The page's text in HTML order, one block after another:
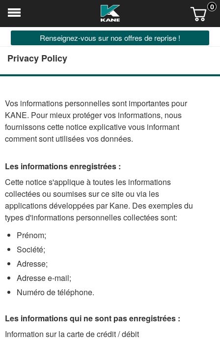
Renseignez-vous sur nos offres de reprise !
0
Privacy Policy
Vos informations personnelles sont importantes pour
KANE. Pour mieux protéger vos informations, nous
fournissons cette notice explicative vous informant
comment sont utilisées vos données.
Les informations enregistrées :
Cette notice s'applique à toutes les informations
collectées ou soumises sur ce site ou via les
applications développées par Kane. Des exemples du
types d'informations personnelles collectées sont:
Prénom;
Société;
Adresse;
Adresse e-mail;
Numéro de téléphone.
Les informations qui ne sont pas enregistrées :
Information sur la carte de crédit / débit